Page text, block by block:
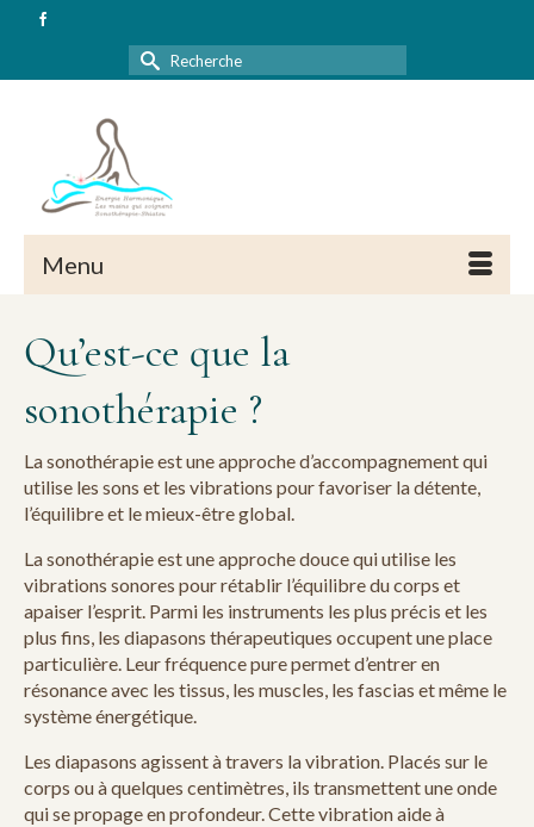
Rechercher :
Menu
Qu’est-ce que la
sonothérapie ?
La sonothérapie est une approche d’accompagnement qui
utilise les sons et les vibrations pour favoriser la détente,
l’équilibre et le mieux-être global.
La sonothérapie est une approche douce qui utilise les
vibrations sonores pour rétablir l’équilibre du corps et
apaiser l’esprit. Parmi les instruments les plus précis et les
plus fins, les diapasons thérapeutiques occupent une place
particulière. Leur fréquence pure permet d’entrer en
résonance avec les tissus, les muscles, les fascias et même le
système énergétique.
Les diapasons agissent à travers la vibration. Placés sur le
corps ou à quelques centimètres, ils transmettent une onde
qui se propage en profondeur. Cette vibration aide à